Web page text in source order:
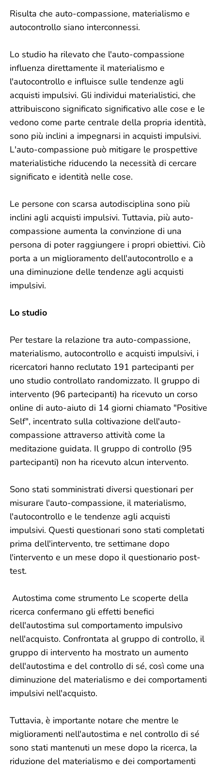
Risulta che auto-compassione, materialismo e
autocontrollo siano interconnessi.
Lo studio ha rilevato che l'auto-compassione
influenza direttamente il materialismo e
l'autocontrollo e influisce sulle tendenze agli
acquisti impulsivi. Gli individui materialistici, che
attribuiscono significato significativo alle cose e le
vedono come parte centrale della propria identità,
sono più inclini a impegnarsi in acquisti impulsivi.
L'auto-compassione può mitigare le prospettive
materialistiche riducendo la necessità di cercare
significato e identità nelle cose.
Le persone con scarsa autodisciplina sono più
inclini agli acquisti impulsivi. Tuttavia, più auto-
compassione aumenta la convinzione di una
persona di poter raggiungere i propri obiettivi. Ciò
porta a un miglioramento dell'autocontrollo e a
una diminuzione delle tendenze agli acquisti
impulsivi.
Lo studio
Per testare la relazione tra auto-compassione,
materialismo, autocontrollo e acquisti impulsivi, i
ricercatori hanno reclutato 191 partecipanti per
uno studio controllato randomizzato. Il gruppo di
intervento (96 partecipanti) ha ricevuto un corso
online di auto-aiuto di 14 giorni chiamato "Positive
Self", incentrato sulla coltivazione dell'auto-
compassione attraverso attività come la
meditazione guidata. Il gruppo di controllo (95
partecipanti) non ha ricevuto alcun intervento.
Sono stati somministrati diversi questionari per
misurare l'auto-compassione, il materialismo,
l'autocontrollo e le tendenze agli acquisti
impulsivi. Questi questionari sono stati completati
prima dell'intervento, tre settimane dopo
l'intervento e un mese dopo il questionario post-
test.
Autostima come strumento Le scoperte della
ricerca confermano gli effetti benefici
dell'autostima sul comportamento impulsivo
nell'acquisto. Confrontata al gruppo di controllo, il
gruppo di intervento ha mostrato un aumento
dell'autostima e del controllo di sé, così come una
diminuzione del materialismo e dei comportamenti
impulsivi nell'acquisto.
Tuttavia, è importante notare che mentre le
miglioramenti nell'autostima e nel controllo di sé
sono stati mantenuti un mese dopo la ricerca, la
riduzione del materialismo e dei comportamenti